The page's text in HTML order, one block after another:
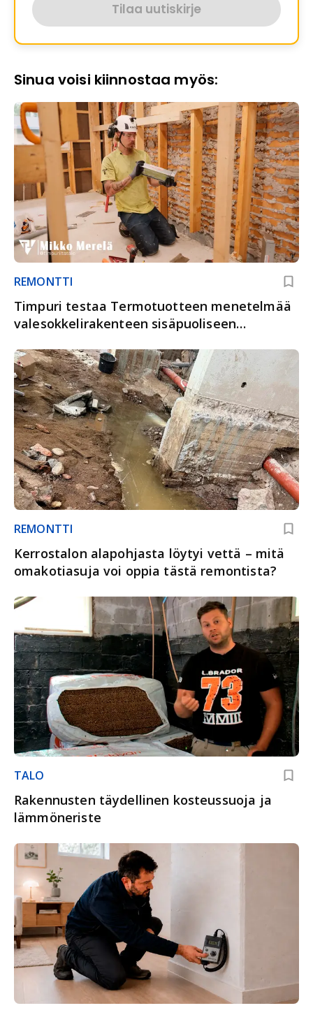
Tilaa uutiskirje
Sinua voisi kiinnostaa myös:
REMONTTI
Timpuri testaa Termotuotteen menetelmää
valesokkelirakenteen sisäpuoliseen
REMONTTI
Kerrostalon alapohjasta löytyi vettä – mitä
omakotiasuja voi oppia tästä remontista?
TALO
Rakennusten täydellinen kosteussuoja ja
lämmöneriste